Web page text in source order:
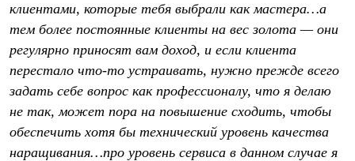
клиентами, которые тебя выбрали как мастера…а
тем более постоянные клиенты на вес золота — они
регулярно приносят вам доход, и если клиента
перестало что-то устраивать, нужно прежде всего
задать себе вопрос как профессионалу, что я делаю
не так, может пора на повышение сходить, чтобы
обеспечить хотя бы технический уровень качества
наращивания…про уровень сервиса в данном случае я